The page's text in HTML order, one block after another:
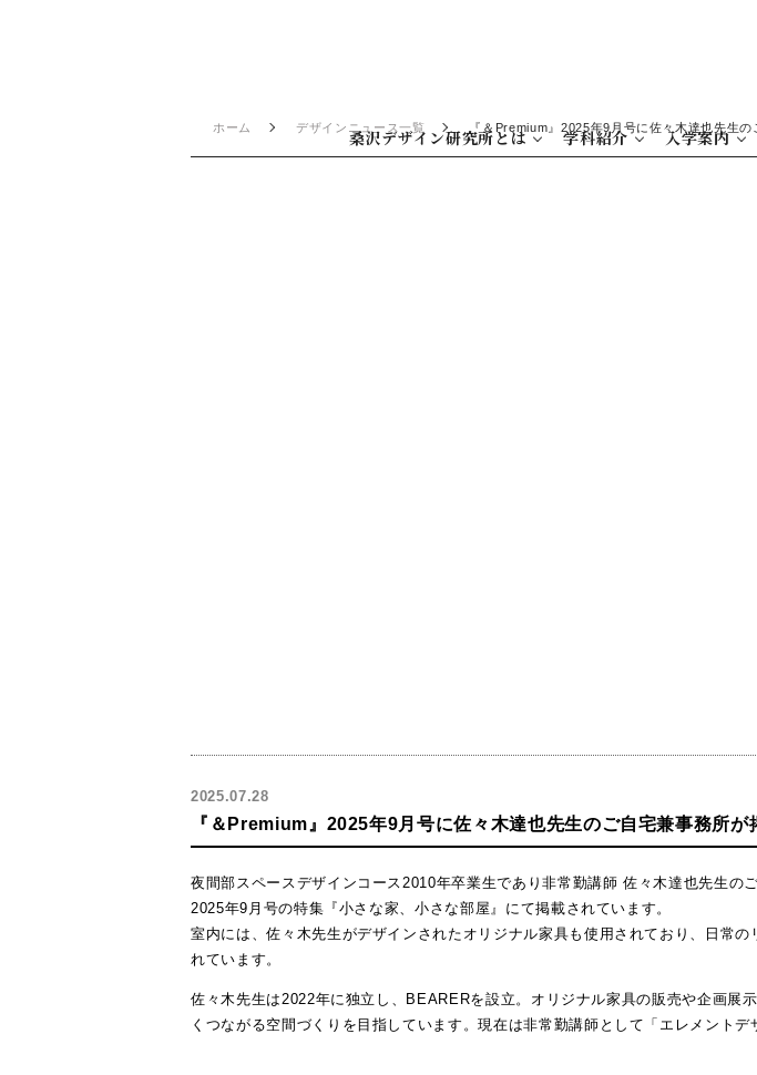
桑沢デザイン研究所とは 学科紹介 入学案内
ホーム デザインニュース一覧 『＆Premium』2025年9月号に佐々木達也先生
2025.07.28
『＆Premium』2025年9月号に佐々木達也先生のご自宅兼事務所が
夜間部スペースデザインコース2010年卒業生であり非常勤講師 佐々木達也先生の
2025年9月号の特集『小さな家、小さな部屋』にて掲載されています。
室内には、佐々木先生がデザインされたオリジナル家具も使用されており、日常の
れています。
佐々木先生は2022年に独立し、BEARERを設立。オリジナル家具の販売や企画展
くつながる空間づくりを目指しています。現在は非常勤講師として「エレメントデ